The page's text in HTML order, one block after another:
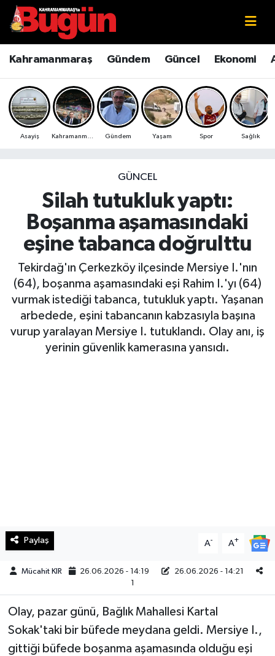
Kahramanmaraş Gündem Güncel Ekonomi
Asayiş Gündem Yaşam Spor Sağlık
GÜNCEL
Silah tutukluk yaptı:
Boşanma aşamasındaki
eşine tabanca doğrulttu
Tekirdağ'ın Çerkezköy ilçesinde Mersiye I.'nın
(64), boşanma aşamasındaki eşi Rahim I.'yı (64)
vurmak istediği tabanca, tutukluk yaptı. Yaşanan
arbedede, eşini tabancanın kabzasıyla başına
vurup yaralayan Mersiye I. tutuklandı. Olay anı, iş
yerinin güvenlik kamerasına yansıdı.
Paylaş A- A+
Mücahit KIR 26.06.2026 - 14:19
26.06.2026 - 14:21
1
Olay, pazar günü, Bağlık Mahallesi Kartal
Sokak'taki bir büfede meydana geldi. Mersiye I.,
gittiği büfede boşanma aşamasında olduğu eşi
Kahramanmaraş
Kahramanmaraş Sokak Röportajları
Bilim ve Teknoloji
Çevre
Ekonomi
Genel
Güncel
Haberde İnsan
Kültür Sanat
SürManşet
Yaşam
KAHRAMANMARAŞ
Kahramanmaraş Nöbetçi Eczaneler
Kahramanmaraş Hava Durumu
Kahramanmaraş Namaz Vakitleri
Kahramanmaraş Trafik Yoğunluk Haritası
Süper Lig Puan Durumu ve Fikstür
Tüm Manşetler
Son Dakika Haberleri
Haber Arşivi